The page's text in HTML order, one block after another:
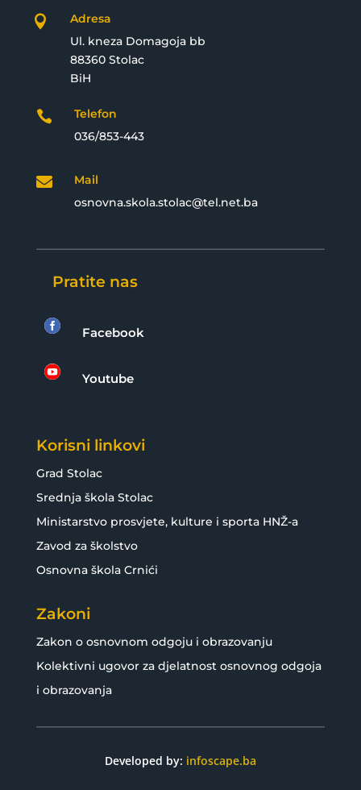

Adresa
Ul. kneza Domagoja bb
88360 Stolac
BiH

Telefon
036/853-443

Mail
osnovna.skola.stolac@tel.net.ba
Pratite nas
 Facebook
 Youtube
Korisni linkovi
Grad Stolac
Srednja škola Stolac
Ministarstvo prosvjete, kulture i sporta HNŽ-a
Zavod za školstvo
Osnovna škola Crnići
Zakoni
Zakon o osnovnom odgoju i obrazovanju
Kolektivni ugovor za djelatnost osnovnog odgoja
i obrazovanja
Developed by: infoscape.ba